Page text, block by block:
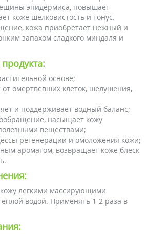
эпидермиса, повышает
коже шелковистость и тонус.
кожа приобретает нежный и
запахом сладкого миндаля и
основе;
омертвевших клеток, шелушения,
и поддерживает водный баланс;
насыщает кожу
веществами;
регенерации и омоложения кожи;
ароматом, возвращает коже блеск
легкими массирующими
водой. Применять 1-2 раза в